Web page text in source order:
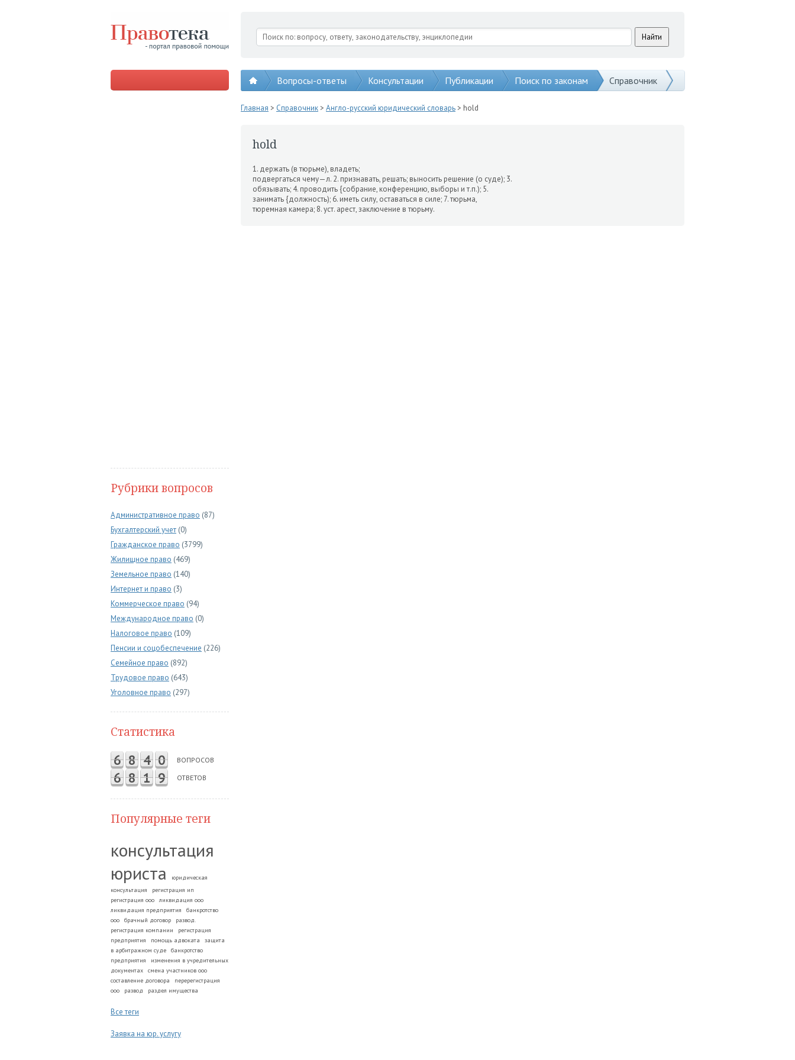
Вопросы-ответы Консультации Публикации Поиск по законам Справочник
Рубрики вопросов
Административное право (87)
Бухгалтерский учет (0)
Гражданское право (3799)
Жилищное право (469)
Земельное право (140)
Интернет и право (3)
Коммерческое право (94)
Международное право (0)
Налоговое право (109)
Пенсии и соцобеспечение (226)
Семейное право (892)
Трудовое право (643)
Уголовное право (297)
Статистика
6 8 4 0 ВОПРОСОВ
6 8 1 9 ОТВЕТОВ
Популярные теги
консультация
юриста
юридическая
консультация
регистрация ип
регистрация ооо
ликвидация ооо
ликвидация предприятия
банкротство
ооо
брачный договор
развод.
регистрация компании
регистрация
предприятия
помощь адвоката
защита
в арбитражном суде
банкротство
предприятия
изменения в учредительных
документах
смена участников ооо
составление договора
перерегистрация
ооо
развод раздел имущества
Все теги
Заявка на юр. услугу
Главная > Справочник> Англо-русский юридический словарь> hold
hold
1. держать (в тюрьме), владеть;
подвергаться чему—л. 2. призна­вать, решать; выносить решение (о суде); 3.
обязывать; 4. проводить {собрание, конференцию, выборы и т.п.); 5.
занимать {должность); 6. иметь силу, оставаться в силе; 7. тюрьма,
тюремная камера; 8. уст. арест, заключение в тюрьму.